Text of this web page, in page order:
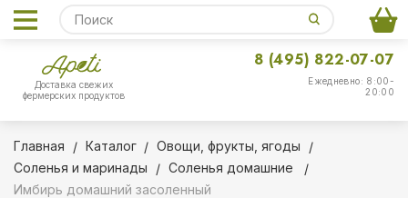
Доставка свежих
фермерских продуктов
Ежедневно: 8:00-
20:00
8 (495) 822-07-07
Главная Каталог
Овощи, фрукты, ягоды
Соленья и маринады
Соленья домашние
Имбирь домашний засоленный